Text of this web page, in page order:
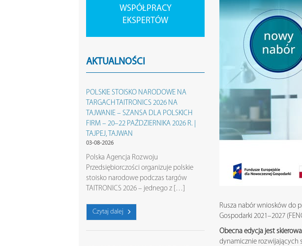
WSPÓŁPRACY
EKSPERTÓW
AKTUALNOŚCI
POLSKIE STOISKO NARODOWE NA
TARGACH TAITRONICS 2026 NA
TAJWANIE – SZANSA DLA POLSKICH
FIRM – 20–22 PAŹDZIERNIKA 2026 R. |
TAJPEJ, TAJWAN
03-08-2026
Polska Agencja Rozwoju
Przedsiębiorczości organizuje polskie
stoisko narodowe podczas targów
TAITRONICS 2026 – jednego z […]
Czytaj dalej
Rusza nabór wniosków do
Gospodarki 2021–2027
Obecna edycja jest
dynamicznie rozwijających